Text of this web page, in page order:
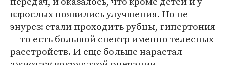
взрослых появились улучшения. Но не
энурез: стали проходить рубцы, гипертония
— то есть большой спектр именно телесных
расстройств. И еще больше нарастал